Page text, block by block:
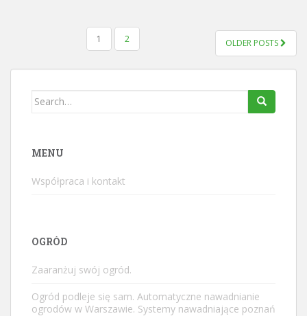
STRONICOWANIE
1 2 OLDER POSTS
Search
MENU
Współpraca i kontakt
OGRÓD
Zaaranżuj swój ogród.
Ogród podleje się sam. Automatyczne nawadnianie
ogrodów w Warszawie. Systemy nawadniające poznań